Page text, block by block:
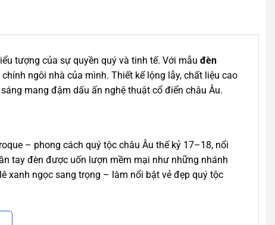
tượng của sự quyền quý và tinh tế. Với mẫu đèn
ngôi nhà của mình. Thiết kế lộng lẫy, chất liệu cao
mang đậm dấu ấn nghệ thuật cổ điển châu Âu.
– phong cách quý tộc châu Âu thế kỷ 17–18, nổi
tay đèn được uốn lượn mềm mại như những nhánh
xanh ngọc sang trọng – làm nổi bật vẻ đẹp quý tộc
ánh sáng lung linh như ánh sáng từ các ngọn đèn cổ,